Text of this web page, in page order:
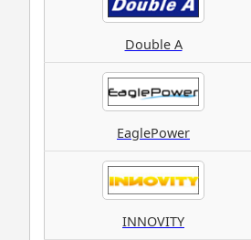
Double A
EaglePower
INNOVITY